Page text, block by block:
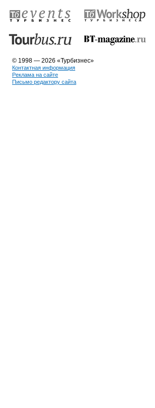
© 1998 — 2026 «Турбизнес»
Контактная информация
Реклама на сайте
Письмо редактору сайта